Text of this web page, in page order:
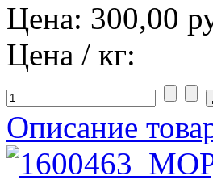
Цена: 300,00
Цена / кг:
Описание